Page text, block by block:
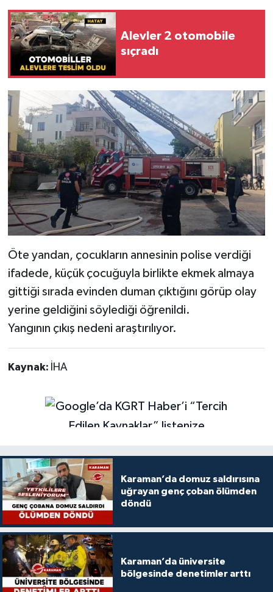
Alevler 2 otomobile
sıçradı
Öte yandan, çocukların annesinin polise verdiği
ifadede, küçük çocuğuyla birlikte ekmek almaya
gittiği sırada evinden duman çıktığını görüp olay
yerine geldiğini söylediği öğrenildi.
Yangının çıkış nedeni araştırılıyor.
Kaynak: İHA
Karaman’da domuz saldırısına
uğrayan genç çoban ölümden
döndü
Karaman’da üniversite
bölgesinde denetimler arttı